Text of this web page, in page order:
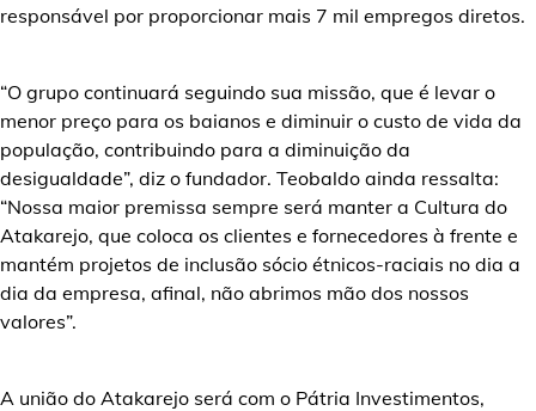
responsável por proporcionar mais 7 mil empregos diretos.
“O grupo continuará seguindo sua missão, que é levar o
menor preço para os baianos e diminuir o custo de vida da
população, contribuindo para a diminuição da
desigualdade”, diz o fundador. Teobaldo ainda ressalta:
“Nossa maior premissa sempre será manter a Cultura do
Atakarejo, que coloca os clientes e fornecedores à frente e
mantém projetos de inclusão sócio étnicos-raciais no dia a
dia da empresa, afinal, não abrimos mão dos nossos
valores”.
A união do Atakarejo será com o Pátria Investimentos,